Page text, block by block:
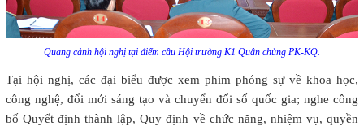
Quang cảnh hội nghị tại điểm cầu Hội trường K1 Quân chủng PK-KQ.
Tại hội nghị, các đại biểu được xem phim phóng sự về khoa học,
công nghệ, đổi mới sáng tạo và chuyển đổi số quốc gia; nghe công
bố Quyết định thành lập, Quy định về chức năng, nhiệm vụ, quyền